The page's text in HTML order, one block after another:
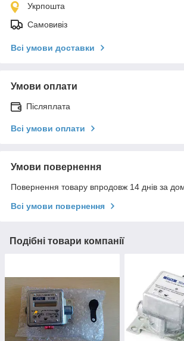
Укрпошта
Самовивіз
Всі умови доставки
Умови оплати
Післяплата
Всі умови оплати
Умови повернення
Повернення товару впродовж 14 днів за
Всі умови повернення
Подібні товари компанії